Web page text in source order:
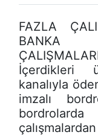
FAZLA
BANKA
İçerdikleri
kanalıyla
imzalı